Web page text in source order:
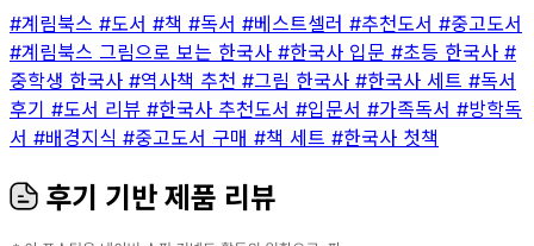
#계림북스 #도서 #책 #독서 #베스트셀러 #추천도서 #중고도서
#계림북스 그림으로 보는 한국사 #한국사 입문 #초등 한국사 #
중학생 한국사 #역사책 추천 #그림 한국사 #한국사 세트 #독서
후기 #도서 리뷰 #한국사 추천도서 #입문서 #가족독서 #방학독
서 #배경지식 #중고도서 구매 #책 세트 #한국사 첫책
후기 기반 제품 리뷰